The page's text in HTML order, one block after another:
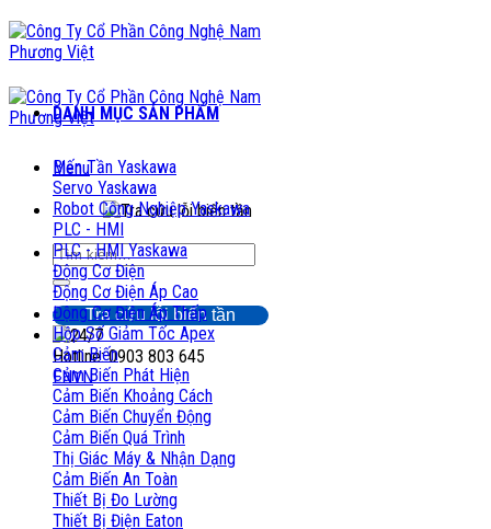
Chuyển
đến
nội
Menu
Tìm
kiếm:
Tra cứu lỗi biến tần
Hotline: 0903 803 645
ENVN
DANH MỤC SẢN PHẨM
Biến Tần Yaskawa
Servo Yaskawa
Robot Công Nghiệp Yaskawa
PLC - HMI
PLC - HMI Yaskawa
Động Cơ Điện
Động Cơ Điện Áp Cao
Động Cơ Điện Áp Thấp
Hộp Số Giảm Tốc Apex
Cảm Biến
Cảm Biến Phát Hiện
Cảm Biến Khoảng Cách
Cảm Biến Chuyển Động
Cảm Biến Quá Trình
Thị Giác Máy & Nhận Dạng
Cảm Biến An Toàn
Thiết Bị Đo Lường
Thiết Bị Điện Eaton